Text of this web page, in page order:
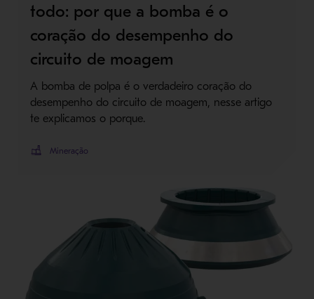
todo: por que a bomba é o
coração do desempenho do
circuito de moagem
A bomba de polpa é o verdadeiro coração do
desempenho do circuito de moagem, nesse artigo
te explicamos o porque.
Mineração